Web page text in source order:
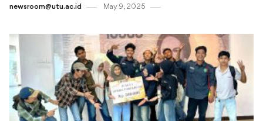
newsroom@utu.ac.id May 9 , 2025